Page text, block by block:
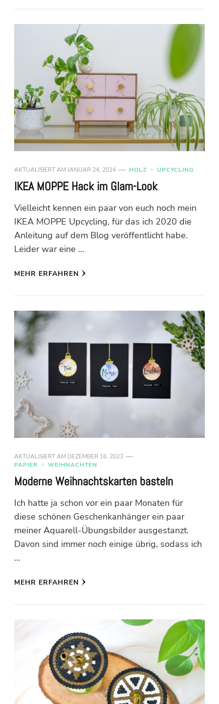
AKTUALISIERT AM JANUAR 24, 2024 HOLZ UPCYCLING
IKEA MOPPE Hack im Glam-Look
Vielleicht kennen ein paar von euch noch mein
IKEA MOPPE Upcycling, für das ich 2020 die
Anleitung auf dem Blog veröffentlicht habe.
Leider war eine …
MEHR ERFAHREN
AKTUALISIERT AM DEZEMBER 16, 2023
PAPIER
WEIHNACHTEN
Moderne Weihnachtskarten basteln
Ich hatte ja schon vor ein paar Monaten für
diese schönen Geschenkanhänger ein paar
meiner Aquarell-Übungsbilder ausgestanzt.
Davon sind immer noch einige übrig, sodass ich
…
MEHR ERFAHREN